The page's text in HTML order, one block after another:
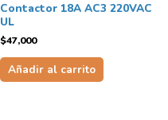
Contactor 18A AC3 220VAC
UL
$47,000
Añadir al carrito